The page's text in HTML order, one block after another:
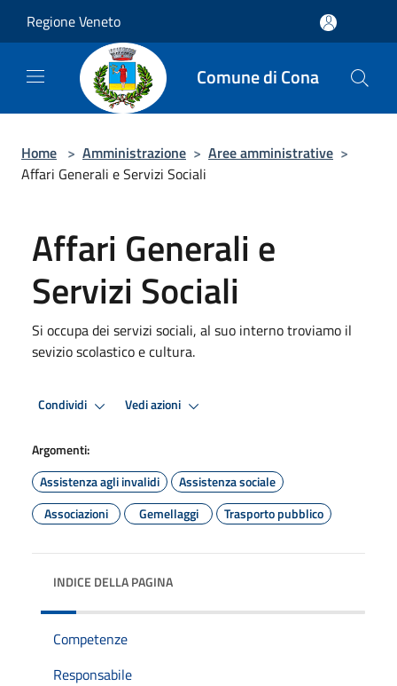
Regione Veneto
Comune di Cona
Home > Amministrazione > Aree amministrative >
Affari Generali e Servizi Sociali
Affari Generali e
Servizi Sociali
Si occupa dei servizi sociali, al suo interno troviamo il
sevizio scolastico e cultura.
Condividi Vedi azioni
Argomenti:
Assistenza agli invalidi
Assistenza sociale
Associazioni
Gemellaggi Trasporto pubblico
INDICE DELLA PAGINA
Competenze
Responsabile